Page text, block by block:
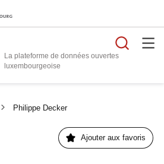
La plateforme de données ouvertes
Philippe Decker
Ajouter aux favoris